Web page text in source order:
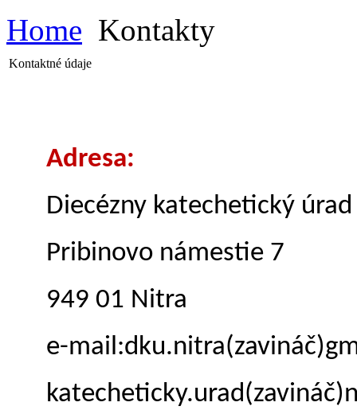
Home Kontakty
Kontaktné údaje
Adresa:
Diecézny katechetický úrad
Pribinovo námestie 7
949 01 Nitra
e-mail:dku.nitra(zavináč)